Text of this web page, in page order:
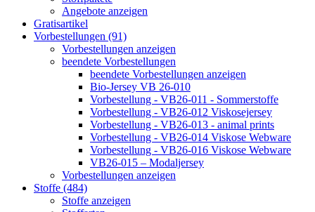
Angebote anzeigen
Gratisartikel
Vorbestellungen (91)
Vorbestellungen anzeigen
beendete Vorbestellungen
beendete Vorbestellungen anzeigen
Bio-Jersey VB 26-010
Vorbestellung - VB26-011 - Sommerstoffe
Vorbestellung - VB26-012 Viskosejersey
Vorbestellung - VB26-013 - animal prints
Vorbestellung - VB26-014 Viskose Webware
Vorbestellung - VB26-016 Viskose Webware
VB26-015 – Modaljersey
Vorbestellungen anzeigen
Stoffe (484)
Stoffe anzeigen